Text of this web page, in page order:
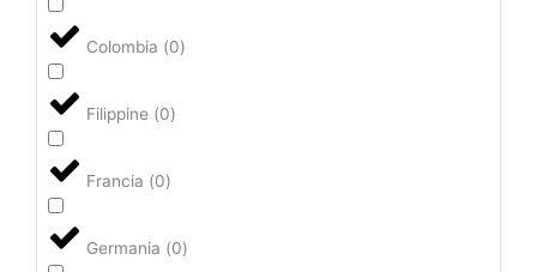
Colombia (0)
Filippine (0)
Francia (0)
Germania (0)